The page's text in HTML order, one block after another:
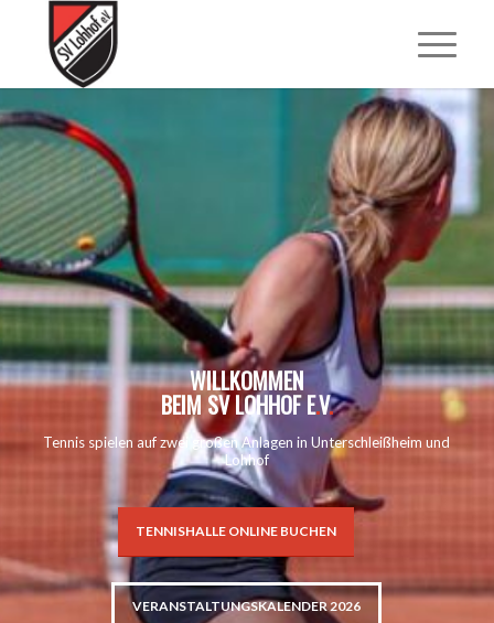
WILLKOMMEN
BEIM SV LOHHOF E.V.
Tennis spielen auf zwei großen Anlagen in Unterschleißheim und
Lohhof
TENNISHALLE ONLINE BUCHEN
VERANSTALTUNGSKALENDER 2026